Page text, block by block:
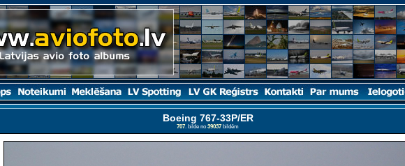
Boeing 767-33P/ER
707. bilde no 39037 bildēm